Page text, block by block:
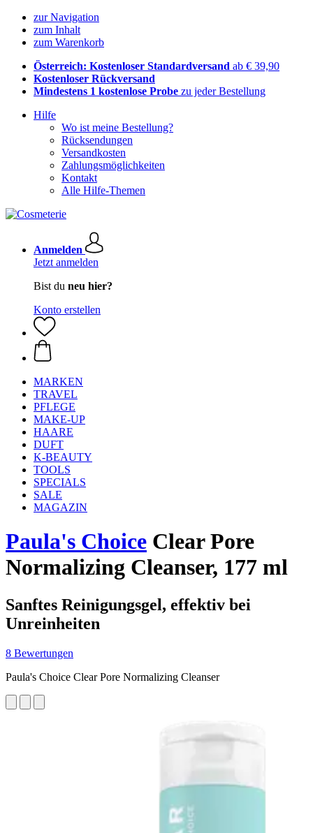
zur Navigation
zum Inhalt
zum Warenkorb
Österreich: Kostenloser Standardversand ab € 39,90
Kostenloser Rückversand
Mindestens 1 kostenlose Probe zu jeder Bestellung
Hilfe
Wo ist meine Bestellung?
Rücksendungen
Versandkosten
Zahlungsmöglichkeiten
Kontakt
Alle Hilfe-Themen
Anmelden
Jetzt anmelden
Bist du neu hier?
Konto erstellen
MARKEN
TRAVEL
PFLEGE
MAKE-UP
HAARE
DUFT
K-BEAUTY
TOOLS
SPECIALS
SALE
MAGAZIN
Paula's Choice Clear Pore
Normalizing Cleanser, 177 ml
Sanftes Reinigungsgel, effektiv bei
Unreinheiten
8 Bewertungen
Paula's Choice Clear Pore Normalizing Cleanser